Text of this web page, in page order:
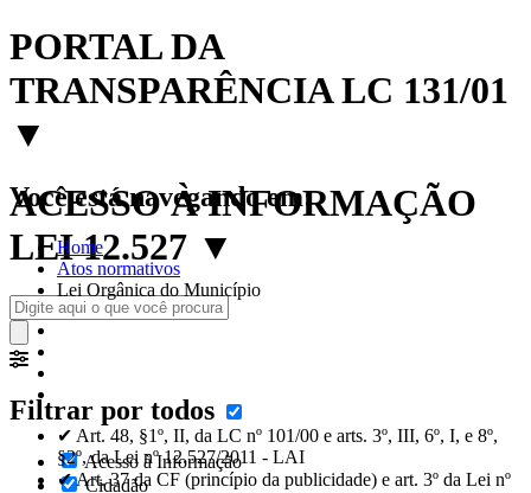
PORTAL DA
TRANSPARÊNCIA LC 131/01
▼
ACESSO À INFORMAÇÃO
LEI 12.527 ▼
Filtrar por todos
Acesso à Informação
Cidadão
Você está navegando em:
Home
Atos normativos
Lei Orgânica do Município
✔ Art. 48, §1º, II, da LC nº 101/00 e arts. 3º, III, 6º, I, e 8º,
§2º, da Lei nº 12.527/2011 - LAI
✔ Art. 37 da CF (princípio da publicidade) e art. 3º da Lei nº